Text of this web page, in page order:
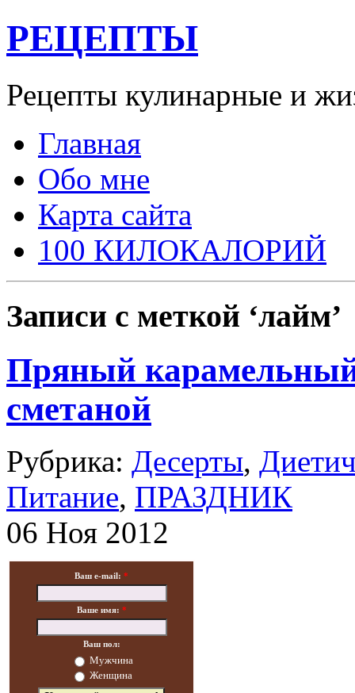
РЕЦЕПТЫ
Рецепты кулинарные и
Главная
Обо мне
Карта сайта
100 КИЛОКАЛОРИЙ
Записи с меткой ‘лайм’
Пряный
сметаной
Рубрика: Десерты,
Питание, ПРАЗДНИК
06 Ноя 2012
Ваш e-mail: *
Ваше имя: *
Ваш пол:
Мужчина
Женщина